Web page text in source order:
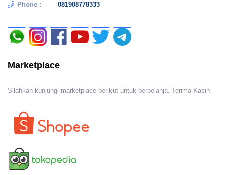
Phone : 081908778333
Marketplace
Silahkan kunjungi marketplace berikut untuk berbelanja. Terima Kasih